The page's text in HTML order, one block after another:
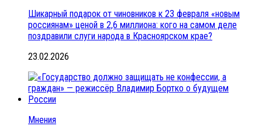
Шикарный подарок от чиновников к 23 февраля «новым
россиянам» ценой в 2,6 миллиона: кого на самом деле
поздравили слуги народа в Красноярском крае?
23.02.2026
Мнения